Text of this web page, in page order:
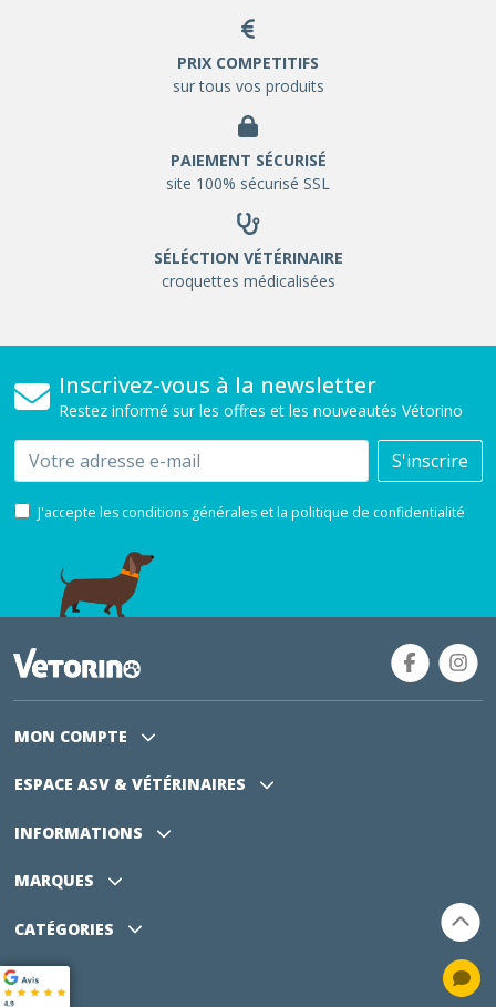
PRIX COMPETITIFS
sur tous vos produits
PAIEMENT SÉCURISÉ
site 100% sécurisé SSL
SÉLÉCTION VÉTÉRINAIRE
croquettes médicalisées
Inscrivez-vous à la newsletter
Restez informé sur les offres et les nouveautés Vétorino
Email S'inscrire
J'accepte les conditions générales et la politique de confidentialité
MON COMPTE
ESPACE ASV & VÉTÉRINAIRES
INFORMATIONS
MARQUES
CATÉGORIES